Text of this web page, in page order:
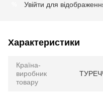
Увійти для
Характеристики
Країна-
виробник
товару